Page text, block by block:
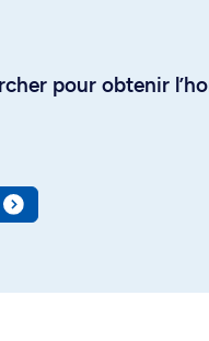
pour obtenir